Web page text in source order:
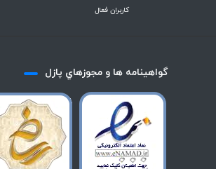
کاربران فعال
گواهينامه ها و مجوزهاي پازل